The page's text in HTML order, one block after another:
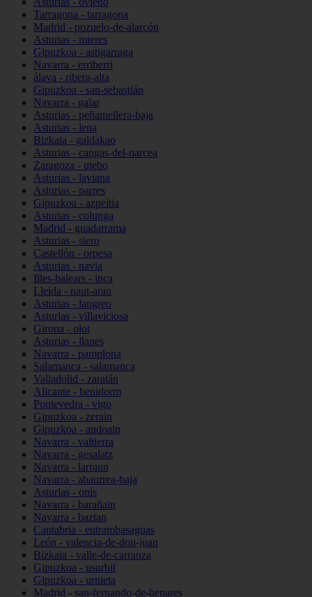
Tarragona - tarragona
Madrid - pozuelo-de-alarcón
Asturias - mieres
Gipuzkoa - astigarraga
Navarra - erriberri
álava - ribera-alta
Gipuzkoa - san-sebastián
Navarra - galar
Asturias - peñamellera-baja
Asturias - lena
Bizkaia - galdakao
Asturias - cangas-del-narcea
Zaragoza - utebo
Asturias - laviana
Asturias - parres
Gipuzkoa - azpeitia
Asturias - colunga
Madrid - guadarrama
Asturias - siero
Castellón - orpesa
Asturias - navia
Illes-balears - inca
Lleida - naut-aran
Asturias - langreo
Asturias - villaviciosa
Girona - olot
Asturias - llanes
Navarra - pamplona
Salamanca - salamanca
Valladolid - zaratán
Alicante - benidorm
Pontevedra - vigo
Gipuzkoa - zerain
Gipuzkoa - andoain
Navarra - valtierra
Navarra - gesalatz
Navarra - larraun
Navarra - abaurrea-baja
Asturias - onís
Navarra - barañain
Navarra - baztan
Cantabria - entrambasaguas
León - valencia-de-don-juan
Bizkaia - valle-de-carranza
Gipuzkoa - usurbil
Gipuzkoa - urnieta
Madrid - san-fernando-de-henares